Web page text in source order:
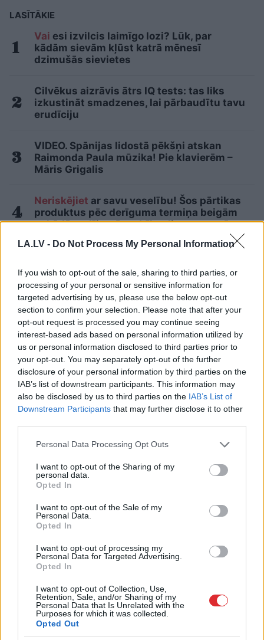
LA.LV - Do Not Process My Personal Information
If you wish to opt-out of the sale, sharing to third parties, or
processing of your personal or sensitive information for
targeted advertising by us, please use the below opt-out
section to confirm your selection. Please note that after your
opt-out request is processed you may continue seeing
interest-based ads based on personal information utilized by
us or personal information disclosed to third parties prior to
your opt-out. You may separately opt-out of the further
disclosure of your personal information by third parties on the
IAB’s list of downstream participants. This information may
also be disclosed by us to third parties on the IAB’s List of
Downstream Participants that may further disclose it to other
Please note that this website/app uses one or more Google
not limited to your visit or usage behaviour. You may click to
grant or deny consent to Google and its third-party tags to
use your data for below specified purposes in below Google
consent section.
Personal Data Processing Opt Outs
I want to opt-out of the Sharing of my
personal data.
Opted In
I want to opt-out of the Sale of my
Personal Data.
Opted In
I want to opt-out of processing my
Personal Data for Targeted Advertising.
Opted In
I want to opt-out of Collection, Use,
Retention, Sale, and/or Sharing of my
Personal Data that Is Unrelated with the
Purposes for which it was collected.
Opted Out
LASĪTĀKIE
Vai esi izvilcis laimīgo lozi? Lūk, par
kādām sievām kļūst katrā mēnesī
dzimušās sievietes
Cilvēkus aizrāvis ātrs IQ tests: tas liks
izkustināt smadzenes, lai pārbaudītu tavu
erudīciju
VIDEO. Spānijas lidostā pēkšņi atskan
Raimonda Paula mūzika! Pie klavierēm –
Māris Grigalis
Neriskējiet ar savu veselību! Šos pārtikas
produktus pēc derīguma termiņa beigām
nekādā gadījumā nedrīkst lietot uzturā
lai kā tu censtos to slēpt, pēc tām
redzams, ka tev jau ir vairāk nekā 40 gadu
“Karstasinīgie igauņi…” Lavrovs atkal
draud Baltijas valstīm pēc runām par
NATO kodolatturēšanas spēkiem 17
Lasīt citas ziņas
“Vaitā drīkst?” Purvciemā
kaimiņi nokrāsojuši
daudzdzīvokļu mājas
fasādi katrs savā krāsā